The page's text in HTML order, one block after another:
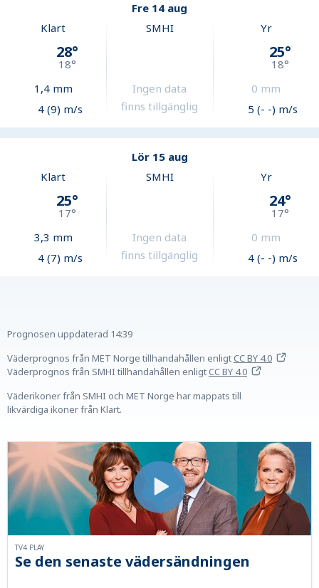
Fre 14 aug
Klart
28°
18°
1,4mm
4 (9) m/s
SMHI
Ingen data
finns tillgänglig
Yr
25°
18°
0 mm
5 (- -) m/s
Lör 15 aug
Klart
25°
17°
3,3 mm
4 (7) m/s
SMHI
Ingen data
finns tillgänglig
Yr
24°
17°
0 mm
4 (- -) m/s
Prognosen uppdaterad 14:39
Väderprognos från MET Norge tillhandahållen enligtCC BY 4.0
Väderprognos från SMHI tillhandahållen enligtCC BY 4.0
Väderikoner från SMHI och MET Norge har mappats till
likvärdiga ikoner från Klart.
Se den senaste vädersändningen
TV4 PLAY